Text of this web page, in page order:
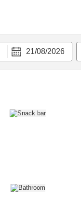
21/08/2026